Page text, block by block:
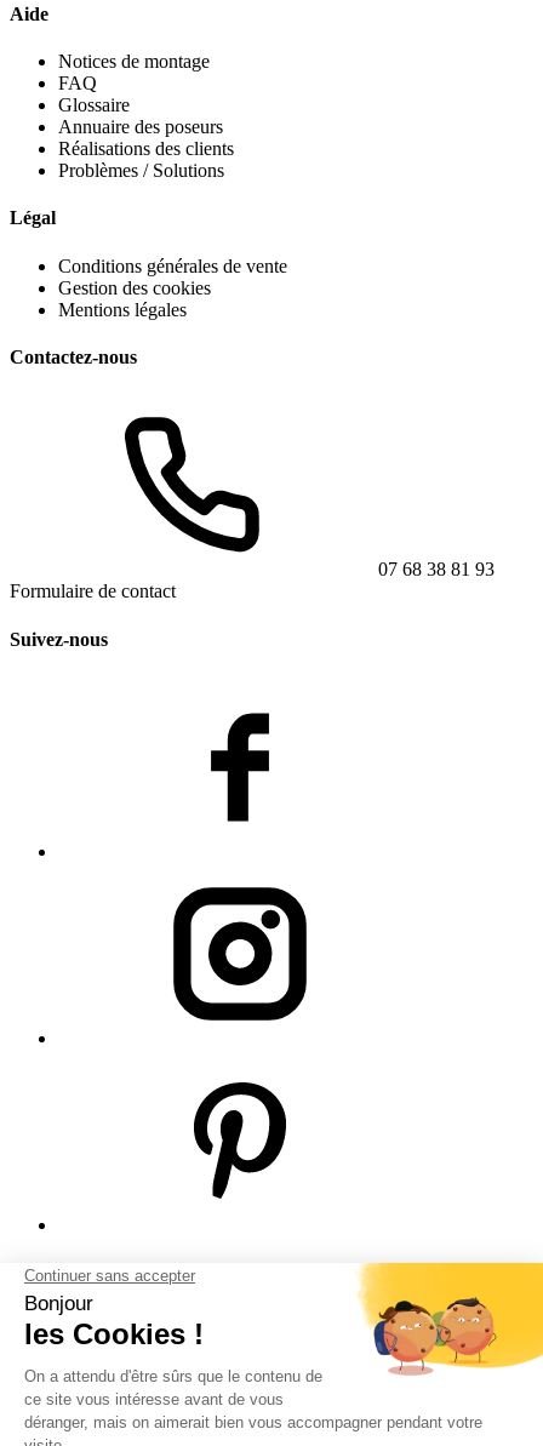
Aide
Notices de montage
FAQ
Glossaire
Annuaire des poseurs
Réalisations des clients
Problèmes / Solutions
Légal
Conditions générales de vente
Gestion des cookies
Mentions légales
Contactez-nous
07 68 38 81 93
Formulaire de contact
Suivez-nous